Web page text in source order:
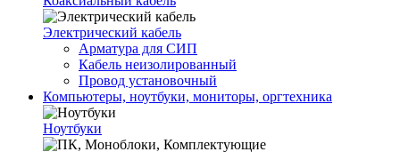
Электрический кабель
Арматура для СИП
Кабель неизолированный
Провод установочный
Компьютеры, ноутбуки, мониторы, оргтехника
Ноутбуки